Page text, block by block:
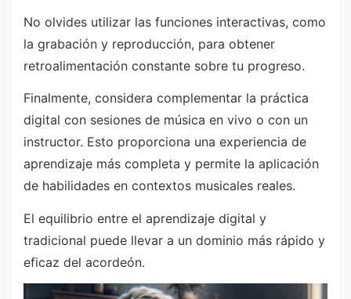
No olvides utilizar las funciones interactivas, como
la grabación y reproducción, para obtener
retroalimentación constante sobre tu progreso.
Finalmente, considera complementar la práctica
digital con sesiones de música en vivo o con un
instructor. Esto proporciona una experiencia de
aprendizaje más completa y permite la aplicación
de habilidades en contextos musicales reales.
El equilibrio entre el aprendizaje digital y
tradicional puede llevar a un dominio más rápido y
eficaz del acordeón.